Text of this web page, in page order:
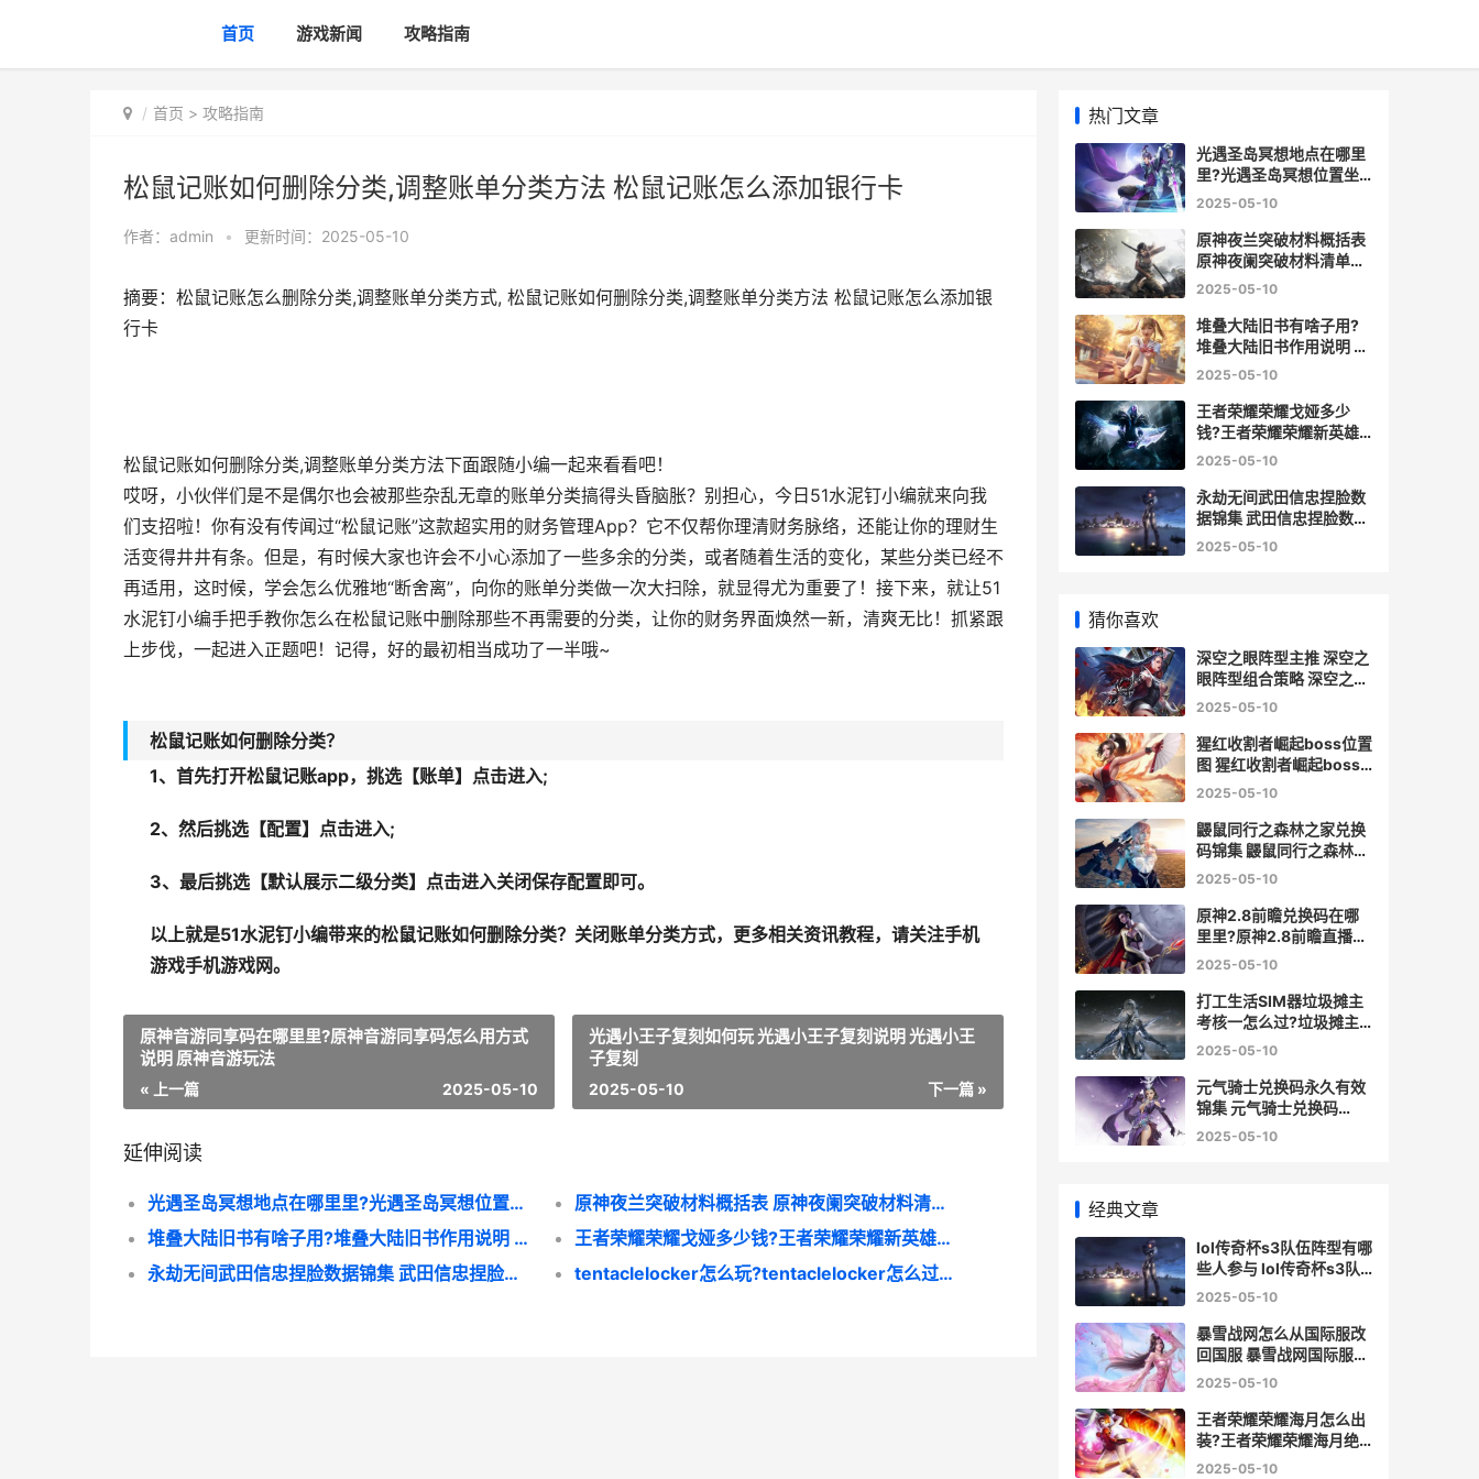
首页 游戏新闻 攻略指南
首页 > 攻略指南
松鼠记账如何删除分类,调整账单分类方法 松鼠记账怎么添加银行卡
作者： admin • 更新时间：2025-05-10
摘要：松鼠记账怎么删除分类,调整账单分类方式, 松鼠记账如何删除分类,调整账单分类方法 松鼠记账怎么添加银
行卡
松鼠记账如何删除分类,调整账单分类方法下面跟随小编一起来看看吧！
哎呀，小伙伴们是不是偶尔也会被那些杂乱无章的账单分类搞得头昏脑胀？别担心，今日51水泥钉小编就来向我
们支招啦！你有没有传闻过“松鼠记账”这款超实用的财务管理App？它不仅帮你理清财务脉络，还能让你的理财生
活变得井井有条。但是，有时候大家也许会不小心添加了一些多余的分类，或者随着生活的变化，某些分类已经不
再适用，这时候，学会怎么优雅地“断舍离”，向你的账单分类做一次大扫除，就显得尤为重要了！接下来，就让51
水泥钉小编手把手教你怎么在松鼠记账中删除那些不再需要的分类，让你的财务界面焕然一新，清爽无比！抓紧跟
上步伐，一起进入正题吧！记得，好的最初相当成功了一半哦~
松鼠记账如何删除分类？
1、首先打开松鼠记账app，挑选【账单】点击进入;
2、然后挑选【配置】点击进入;
3、最后挑选【默认展示二级分类】点击进入关闭保存配置即可。
以上就是51水泥钉小编带来的松鼠记账如何删除分类？关闭账单分类方式，更多相关资讯教程，请关注手机
游戏手机游戏网。
原神音游同享码在哪里里?原神音游同享码怎么用方式
说明 原神音游玩法
« 上一篇 2025-05-10
光遇小王子复刻如何玩 光遇小王子复刻说明 光遇小王
子复刻
下一篇 »
2025-05-10
延伸阅读
光遇圣岛冥想地点在哪里里?光遇圣岛冥想位置坐标图 光遇圣岛任务怎么过
原神夜兰突破材料概括表 原神夜阑突破材料清单锦集 原神夜兰突破材料在哪里
堆叠大陆旧书有啥子用?堆叠大陆旧书作用说明 堆叠大陆旧书怎么用
王者荣耀荣耀戈娅多少钱?王者荣耀荣耀新英雄戈娅价格说明 王者荣耀荣耀战区怎么设置
永劫无间武田信忠捏脸数据锦集 武田信忠捏脸数据同享 永劫无间武田信忠技能怎么带
tentaclelocker怎么玩?tentaclelocker怎么过关模式策略 TentacleLocker怎么过关
热门文章
光遇圣岛冥想地点在哪里
里?光遇圣岛冥想位置坐
标图 光遇圣岛任务怎么过
2025-05-10
原神夜兰突破材料概括表
原神夜阑突破材料清单锦
集 原神夜兰突破材料在哪
2025-05-10
堆叠大陆旧书有啥子用?
堆叠大陆旧书作用说明 堆
叠大陆旧书怎么用
2025-05-10
王者荣耀荣耀戈娅多少
钱?王者荣耀荣耀新英雄
戈娅价格说明 王者荣耀荣
2025-05-10
永劫无间武田信忠捏脸数
据锦集 武田信忠捏脸数据
同享 永劫无间武田信忠技
2025-05-10
猜你喜欢
深空之眼阵型主推 深空之
眼阵型组合策略 深空之眼
贴吧
2025-05-10
猩红收割者崛起boss位置
图 猩红收割者崛起boss
掉落材料锦集 猩红收割者
2025-05-10
鼹鼠同行之森林之家兑换
码锦集 鼹鼠同行之森林之
家兑换码2024 鼹鼠同行
2025-05-10
原神2.8前瞻兑换码在哪
里里?原神2.8前瞻直播兑
换码锦集 原神2.2前瞻特
2025-05-10
打工生活SIM器垃圾摊主
考核一怎么过?垃圾摊主
2025-05-10
元气骑士兑换码永久有效
锦集 元气骑士兑换码
2024年全新有效 元气骑
2025-05-10
经典文章
lol传奇杯s3队伍阵型有哪
些人参与 lol传奇杯s3队
伍阵型名单说明 传奇杯流
2025-05-10
暴雪战网怎么从国际服改
回国服 暴雪战网国际服改
回国服方式说明 暴雪战网
2025-05-10
王者荣耀荣耀海月怎么出
装?王者荣耀荣耀海月绝
顶铭文出装策略 王者荣耀
2025-05-10